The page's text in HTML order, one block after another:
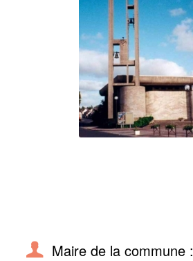
Maire de la commune :